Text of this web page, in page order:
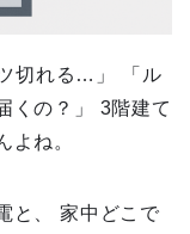
切れる…」 「ル
くの？」 3階建て
よね。
と、 家中どこで